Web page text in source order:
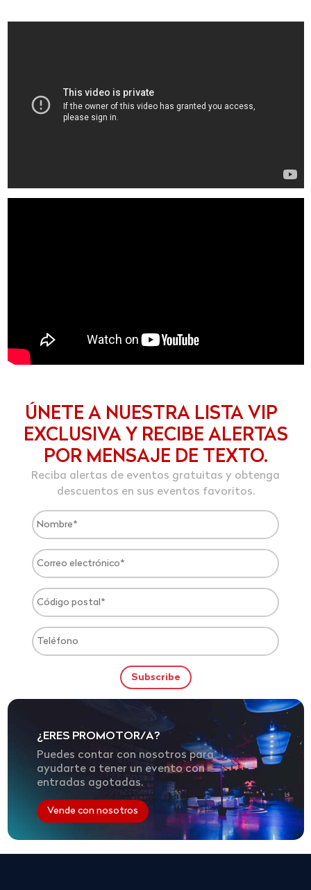
ÚNETE A NUESTRA LISTA VIP
EXCLUSIVA Y RECIBE ALERTAS
POR MENSAJE DE TEXTO.
Reciba alertas de eventos gratuitas y obtenga
descuentos en sus eventos favoritos.
¿ERES PROMOTOR/A?
Puedes contar con nosotros para
ayudarte a tener un evento con
entradas agotadas.
Vende con nosotros